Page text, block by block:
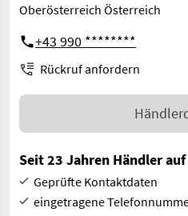
Oberösterreich Österreich
+43 990 ********
Rückruf anfordern
Seit 23 Jahren Händler
Geprüfte Kontaktdaten
eingetragene